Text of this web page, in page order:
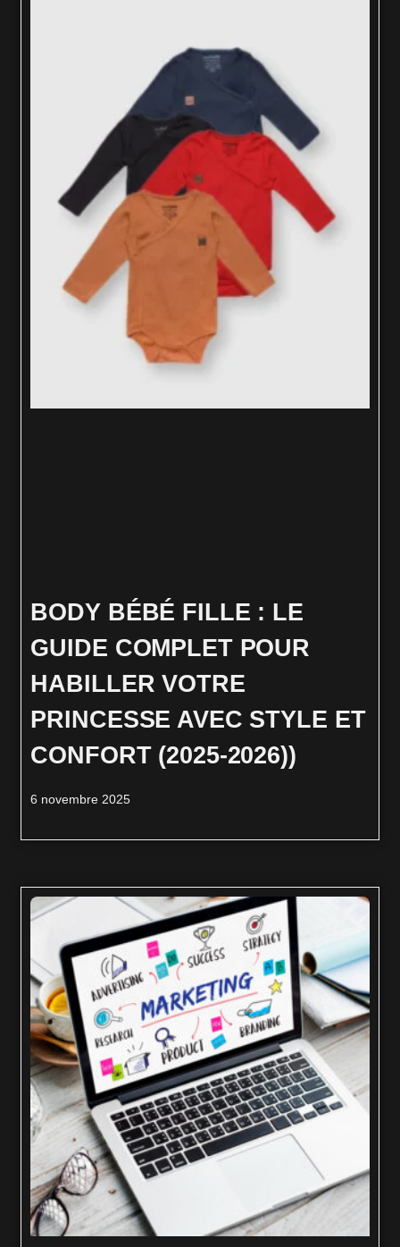
BODY BÉBÉ FILLE : LE
GUIDE COMPLET POUR
HABILLER VOTRE
PRINCESSE AVEC STYLE ET
CONFORT (2025-2026))
6 novembre 2025